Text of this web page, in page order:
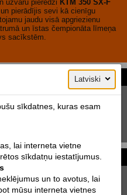
uzvaru pieredzi KTM 350 SX-F
pierādījis sevi kā cienīgu
jaudu visā apgriezienu
un īstas čempionāta līmeņa
sacīkstēm.
Cenas ar PVN!
Latviski
sīkdatnes, kuras esam
lai interneta vietne
sīkdatņu iestatījumus.
un to avotus, lai
mūsu interneta vietnes